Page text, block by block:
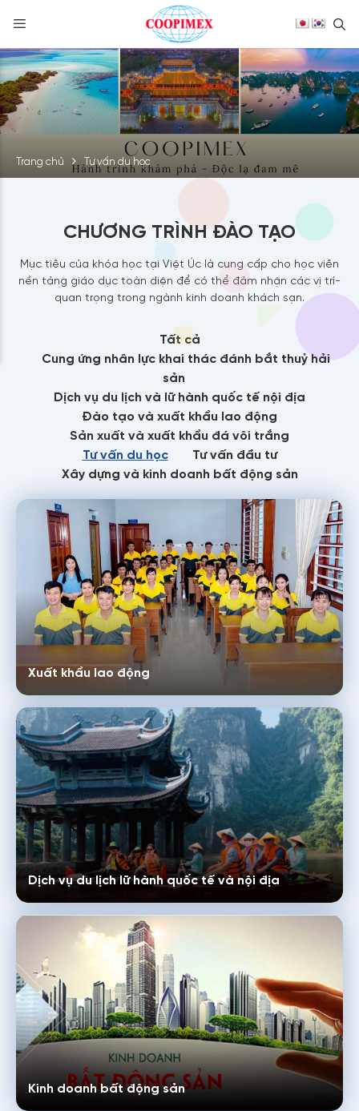
Skip
to
content
Trang chủ Tư vấn du học
CHƯƠNG TRÌNH ĐÀO TẠO
Mục tiêu của khóa học tại Việt Úc là cung cấp cho học viên
nền tảng giáo dục toàn diện để có thể đảm nhận các vị trí­
quan trọng trong ngành kinh doanh khách sạn.
Tất cả
Cung ứng nhân lực khai thác đánh bắt thuỷ hải
sản
Dịch vụ du lịch và lữ hành quốc tế nội địa
Đào tạo và xuất khẩu lao động
Sản xuất và xuất khẩu đá vôi trắng
Tư vấn du học
Tư vấn đầu tư
Xây dựng và kinh doanh bất động sản
Xuất khẩu lao động
Dịch vụ du lịch lữ hành quốc tế và nội địa
Kinh doanh bất động sản
Họ tên